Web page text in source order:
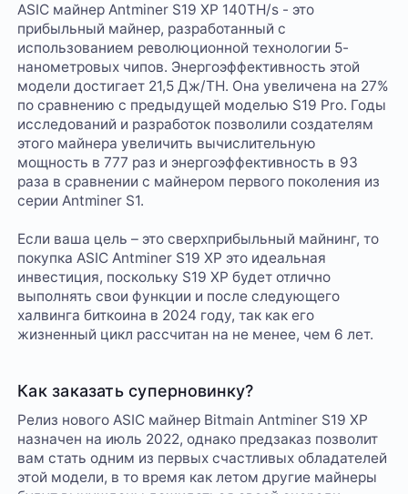
ASIC майнер Antminer S19 XP 140TH/s - это
прибыльный майнер, разработанный с
использованием революционной технологии 5-
нанометровых чипов. Энергоэффективность этой
модели достигает 21,5 Дж/TH. Она увеличена на 27%
по сравнению с предыдущей моделью S19 Pro. Годы
исследований и разработок позволили создателям
этого майнера увеличить вычислительную
мощность в 777 раз и энергоэффективность в 93
раза в сравнении с майнером первого поколения из
серии Antminer S1.
Если ваша цель – это сверхприбыльный майнинг, то
покупка ASIC Antminer S19 XP это идеальная
инвестиция, поскольку S19 XP будет отлично
выполнять свои функции и после следующего
халвинга биткоина в 2024 году, так как его
жизненный цикл рассчитан на не менее, чем 6 лет.
Как заказать суперновинку?
Релиз нового ASIC майнер Bitmain Antminer S19 XP
назначен на июль 2022, однако предзаказ позволит
вам стать одним из первых счастливых обладателей
этой модели, в то время как летом другие майнеры